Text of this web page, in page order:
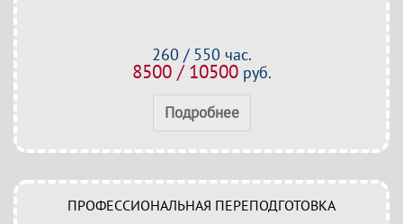
260 / 550 час.
8500 / 10500руб.
Подробнее
ПРОФЕССИОНАЛЬНАЯ ПЕРЕПОДГОТОВКА